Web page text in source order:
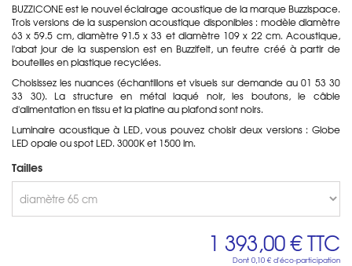
BUZZICONE est le nouvel éclairage acoustique de la marque Buzzispace.
Trois versions de la suspension acoustique disponibles : modèle diamètre
63 x 59.5 cm, diamètre 91.5 x 33 et diamètre 109 x 22 cm. Acoustique,
l'abat jour de la suspension est en Buzzifelt, un feutre créé à partir de
bouteilles en plastique recyclées.
Choisissez les nuances (échantillons et visuels sur demande au 01 53 30
33 30). La structure en métal laqué noir, les boutons, le câble
d'alimentation en tissu et la platine au plafond sont noirs.
Luminaire acoustique à LED, vous pouvez choisir deux versions : Globe
LED opale ou spot LED. 3000K et 1500 lm.
Tailles
1 393,00 €TTC
Dont 0,10 € d'éco-participation